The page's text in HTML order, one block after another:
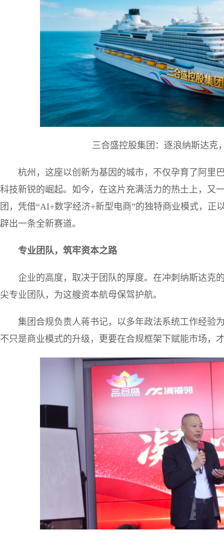
三合盛控股集团：逐浪纳斯达克
杭州，这座以创新为基因的城市，不仅孕育了阿里
科技新锐的崛起。如今，在这片充满活力的热土上，
团，凭借“AI+数字经济+新型电商”的独特商业模式，正
辟出一条全新赛道。
专业团队，筑牢资本之路
企业的高度，取决于团队的厚度。在冲刺纳斯达克
尖专业团队，为这艘资本航母保驾护航。
集团合规负责人蒋书记，以多年政法系统工作经验
不只是商业模式的升级，更要在合规框架下赋能市场，